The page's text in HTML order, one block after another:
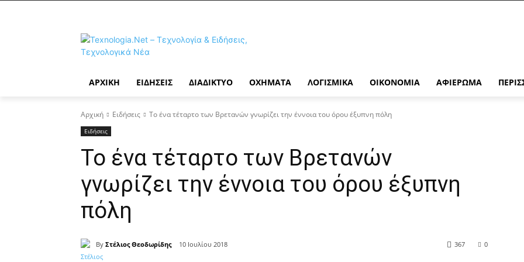
ΑΡΧΙΚΉ ΕΙΔΉΣΕΙΣ ΔΙΑΔΊΚΤΥΟ ΟΧΉΜΑΤΑ ΛΟΓΙΣΜΙΚΆ ΟΙΚΟΝΟΜΊΑ ΑΦΙΈΡΩΜΑ
Αρχική Ειδήσεις Το ένα τέταρτο των Βρετανών γνωρίζει την έννοια του όρου έξυπνη πόλη
Ειδήσεις
Το ένα τέταρτο των Βρετανών
γνωρίζει την έννοια του όρου έξυπνη
πόλη
By Στέλιος Θεοδωρίδης 10 Ιουλίου 2018 0
367